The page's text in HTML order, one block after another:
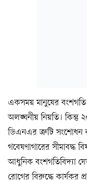
একসময় মানুষের
অলঙ্ঘনীয় নিয়তি। কিন্তু
ডিএনএর ত্রুটি সংশোধন
গবেষণাগারের সীমাবদ্ধ
আধুনিক বংশগতিবিদ্যা
রোগের বিরুদ্ধে কার্যকর